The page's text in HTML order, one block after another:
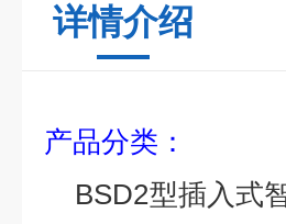
详情介绍
产品分类 ：
BSD2型插入式